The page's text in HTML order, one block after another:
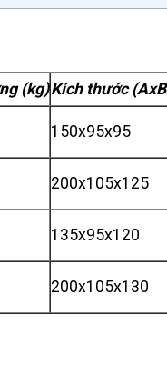
(kg)Kích thước
150x95x95
200x105x125
135x95x120
200x105x130